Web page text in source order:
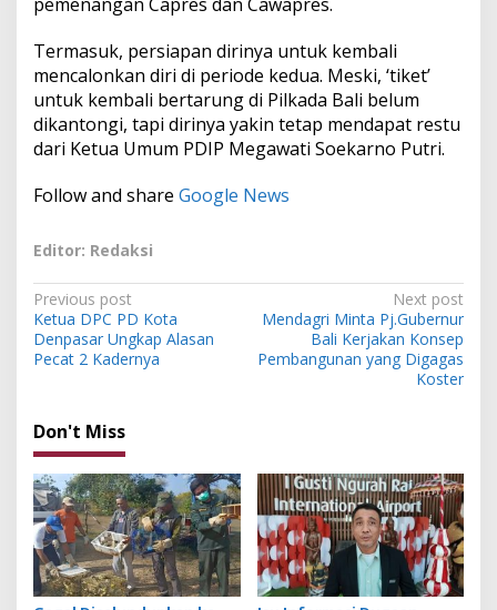
Termasuk, persiapan dirinya untuk kembali
mencalonkan diri di periode kedua. Meski, ‘tiket’
untuk kembali bertarung di Pilkada Bali belum
dikantongi, tapi dirinya yakin tetap mendapat restu
dari Ketua Umum PDIP Megawati Soekarno Putri.
Follow and share Google News
Editor: Redaksi
P
o
s
n
a
v
i
g
a
Previous post
Ketua DPC PD Kota
Denpasar Ungkap Alasan
Pecat 2 Kadernya
Next post
Mendagri Minta Pj.Gubernur
Bali Kerjakan Konsep
Pembangunan yang Digagas
Koster
Don't Miss